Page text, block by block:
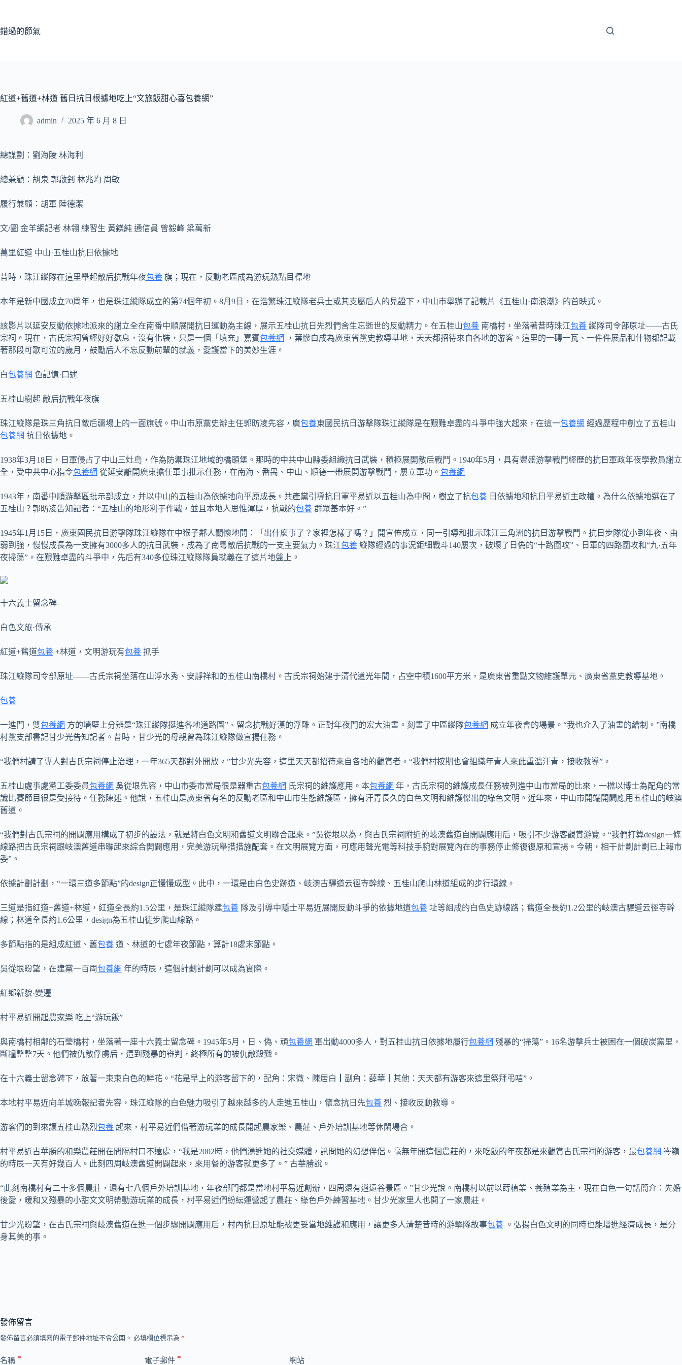
主
錯過的節氣
紅道+舊道+林道 舊日抗日根據地吃上“文旅飯甜心喜包養網”
admin 2025 年 6 月 8 日
總謀劃：劉海陵 林海利
總兼顧：胡泉 郭啟釗 林兆均 周敏
履行兼顧：胡軍 陸德潔
文/圖 金羊網記者 林翎 練習生 黃鎂純 通信員 曾毅峰 梁萬新
萬里紅道 中山·五桂山抗日依據地
昔時，珠江縱隊在這里舉起敵后抗戰年夜包養 旗；現在，反動老區成為游玩熱點目標地
本年是新中國成立70周年，也是珠江縱隊成立的第74個年初。8月9日，在浩繁珠江縱隊老兵士或其支屬后人的見證下，中山市舉辦了記載片《五桂山·南浪潮》的首映式。
該影片以延安反動依據地派來的謝立全在南番中順展開抗日運動為主線，展示五桂山抗日先烈們舍生忘逝世的反動精力。在五桂山包養 南橋村，坐落著昔時珠江包養 縱隊司令部原址——古氏
宗祠。現在，古氏宗祠曾經好好歇息，沒有化裝，只是一個「填充」嘉賓包養網
，葉慘白成為廣東省黨史教導基地，天天都招待來自各地的游客。這里的一磚一瓦、一件件展品和什物都記載
著那段可歌可泣的歲月，鼓勵后人不忘反動前輩的就義，愛護當下的美妙生涯。
白包養網 色記憶·口述
五桂山樹起 敵后抗戰年夜旗
珠江縱隊是珠三角抗日敵后疆場上的一面旗號。中山市原黨史辦主任郭昉凌先容，廣包養東國民抗日游擊隊珠江縱隊是在艱難卓盡的斗爭中強大起來，在這一包養網 經過歷程中創立了五桂山
包養網 抗日依據地。
1938年3月18日，日軍侵占了中山三灶島，作為防禦珠江地域的橋頭堡。那時的中共中山縣委組織抗日武裝，積極展開敵后戰鬥。1940年5月，具有豐盛游擊戰鬥經歷的抗日軍政年夜學教員謝立
全，受中共中心指令包養網 從延安離開廣東擔任軍事批示任務，在南海、番禺、中山、順德一帶展開游擊戰鬥，屢立軍功。 包養網
1943年，南番中順游擊區批示部成立，并以中山的五桂山為依據地向平原成長。共產黨引導抗日軍平易近以五桂山為中間，樹立了抗包養 日依據地和抗日平易近主政權。為什么依據地選在了
五桂山？郭昉凌告知記者：“五桂山的地形利于作戰，並且本地人思惟渾厚，抗戰的包養 群眾基本好。”
1945年1月15日，廣東國民抗日游擊隊珠江縱隊在中猴子鄰人關懷地問：「出什麼事了？家裡怎樣了嗎？」開宣佈成立，同一引導和批示珠江三角洲的抗日游擊戰鬥。抗日步隊從小到年夜、由
弱到強，慢慢成長為一支擁有3000多人的抗日武裝，成為了南粵敵后抗戰的一支主要氣力。珠江包養 縱隊經過的事況鉅細戰斗140屢次，破壞了日偽的“十路圍攻”、日軍的四路圍攻和“九·五年
夜掃蕩”。在艱難卓盡的斗爭中，先后有340多位珠江縱隊隊員就義在了這片地盤上。
十六義士留念碑
白色文旅·傳承
紅道+舊道包養 +林道，文明游玩有包養 抓手
珠江縱隊司令部原址——古氏宗祠坐落在山淨水秀、安靜祥和的五桂山南橋村。古氏宗祠始建于清代道光年間，占空中積1600平方米，是廣東省重點文物維護單元、廣東省黨史教導基地。
包養
一進門，雙包養網 方的墻壁上分辨是“珠江縱隊挺進各地道路圖”、留念抗戰好漢的浮雕。正對年夜門的宏大油畫。刻畫了中區縱隊包養網 成立年夜會的場景。“我也介入了油畫的繪制。”南橋
村黨支部書記甘少光告知記者。昔時，甘少光的母親曾為珠江縱隊做宣揚任務。
“我們村請了專人對古氏宗祠停止治理，一年365天都對外開放。”甘少光先容，這里天天都招待來自各地的觀賞者。“我們村按期也會組織年青人來此重溫汗青，接收教導”。
五桂山處事處黨工委委員包養網 吳從垠先容，中山市委市當局很是器重古包養網 氏宗祠的維護應用。本包養網 年，古氏宗祠的維護成長任務被列進中山市當局的比來，一檔以博士為配角的常
識比賽節目很是受接待。任務陳述。他說，五桂山是廣東省有名的反動老區和中山市生態維護區，擁有汗青長久的白色文明和維護傑出的綠色文明。近年來，中山市開端開闢應用五桂山的岐澳
舊道。
“我們對古氏宗祠的開闢應用構成了初步的設法，就是將白色文明和舊道文明聯合起來。”吳從垠以為，與古氏宗祠附近的岐澳舊道自開闢應用后，吸引不少游客觀賞游覽。“我們打算design一條
線路把古氏宗祠跟岐澳舊道串聯起來綜合開闢應用，完美游玩舉措措施配套。在文明展覽方面，可應用聲光電等科技手腕對展覽內在的事務停止修復復原和宣揚。今朝，相干計劃計劃已上報市
委”。
依據計劃計劃，“一環三道多節點”的design正慢慢成型。此中，一環是由白色史跡道、岐澳古驛道云徑寺幹線、五桂山爬山林道組成的步行環線。
三道是指紅道+舊道+林道，紅道全長約1.5公里，是珠江縱隊建包養 隊及引導中隱士平易近展開反動斗爭的依據地遺包養 址等組成的白色史跡線路；舊道全長約1.2公里的岐澳古驛道云徑寺幹
線；林道全長約1.6公里，design為五桂山徒步爬山線路。
多節點指的是組成紅道、舊包養 道、林道的七處年夜節點，算計18處末節點。
吳從垠盼望，在建黨一百周包養網 年的時辰，這個計劃計劃可以成為實際。
紅鄉新貌·變遷
村平易近開起農家樂 吃上“游玩飯”
與南橋村相鄰的石瑩橋村，坐落著一座十六義士留念碑。1945年5月，日、偽、頑包養網 軍出動4000多人，對五桂山抗日依據地履行包養網 殘暴的“掃蕩”。16名游擊兵士被困在一個破炭窯里，
斷糧整整7天。他們被仇敵俘虜后，遭到殘暴的審判，終極所有的被仇敵殺戮。
在十六義士留念碑下，放著一束束白色的鮮花。“花是早上的游客留下的，配角：宋微、陳居白┃副角：薛華┃其他：天天都有游客來這里祭拜弔唁”。
本地村平易近向羊城晚報記者先容，珠江縱隊的白色魅力吸引了越來越多的人走進五桂山，懷念抗日先包養 烈、接收反動教導。
游客們的到來讓五桂山熱烈包養 起來，村平易近們借著游玩業的成長開起農家樂、農莊、戶外培訓基地等休閑場合。
村平易近古華勝的和樂農莊開在間隔村口不遠處，“我是2002時，他們湧進她的社交媒體，訊問她的幻想伴侶。毫無年開這個農莊的，來吃飯的年夜都是來觀賞古氏宗祠的游客，最包養網 岑嶺
的時辰一天有好幾百人。此刻四周岐澳舊道開闢起來，來用餐的游客就更多了。” 古華勝說。
“此刻南橋村有二十多個農莊，還有七八個戶外培訓基地，年夜部門都是當地村平易近創辦，四周還有逍遠谷景區。”甘少光說。南橋村以前以蒔植業、養殖業為主，現在白色一句話簡介：先婚
後愛，暖和又殘暴的小甜文文明帶動游玩業的成長，村平易近們紛紜運營起了農莊、綠色戶外練習基地。甘少光家里人也開了一家農莊。
甘少光盼望，在古氏宗祠與歧澳舊道在進一個步驟開闢應用后，村內抗日原址能被更妥當地維護和應用，讓更多人清楚昔時的游擊隊故事包養 。弘揚白色文明的同時也能增進經濟成長，是分
身其美的事。
發佈留言
發佈留言必須填寫的電子郵件地址不會公開。 必填欄位標示為 *
名稱 * 電子郵件 * 網站